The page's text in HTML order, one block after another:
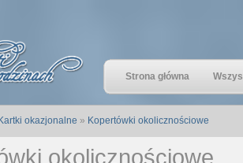
Strona główna
Kartki okazjonalne » Kopertówki okolicznościowe
okolicznościowe